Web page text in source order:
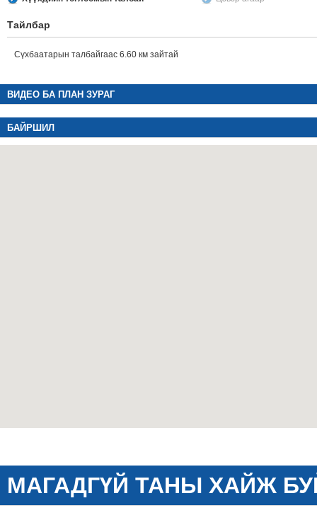
Тайлбар
Сүхбаатарын талбайгаас 6.60 км зайтай
ВИДЕО БА ПЛАН ЗУРАГ
БАЙРШИЛ
МАГАДГҮЙ ТАНЫ ХАЙЖ